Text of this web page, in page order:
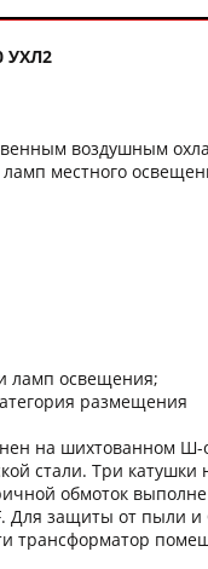
УХЛ2
воздушным
местного
ламп освещения;
размещения
на шихтованном Ш-
стали. Три
обмоток
Для защиты от пыли и
трансформатор